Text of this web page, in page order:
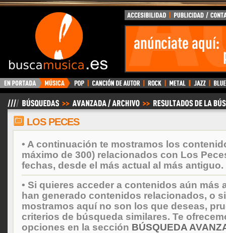
BuscaMusica.es
LOS PECES
• A continuación te mostramos los
máximo de 300) relacionados con Los
fechas, desde el más actual al más antiguo.
• Si quieres acceder a contenidos aún más
han generado contenidos relacionados, o
mostramos aquí no son los que deseas,
criterios de búsqueda similares. Te
opciones en la sección BÚSQUEDA